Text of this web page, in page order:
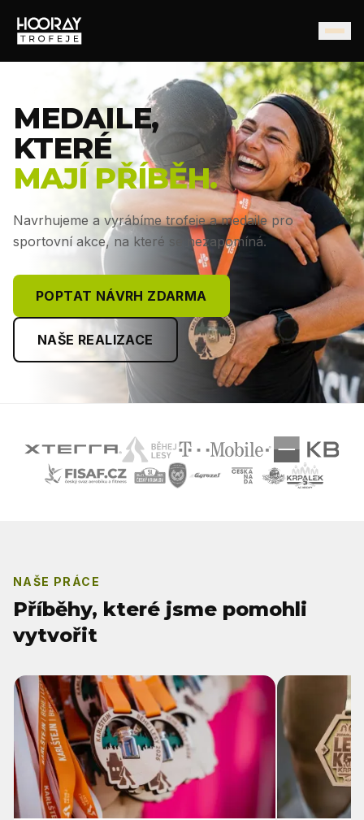
MEDAILE,
KTERÉ
MAJÍ PŘÍBĚH.
Navrhujeme a vyrábíme trofeje a medaile pro
sportovní akce, na které se nezapomíná.
POPTAT NÁVRH ZDARMA
NAŠE REALIZACE
NAŠE PRÁCE
Příběhy, které jsme pomohli
vytvořit